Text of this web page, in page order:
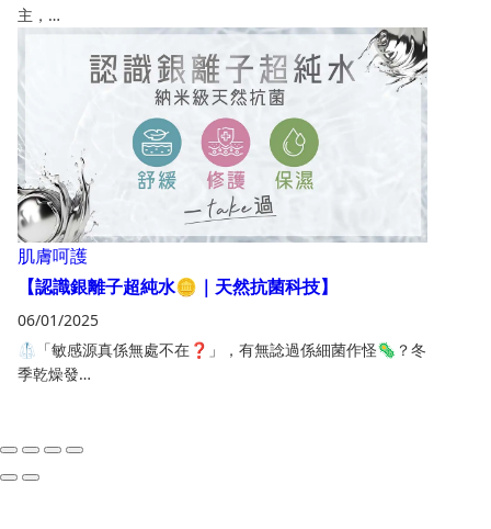
主，…
肌膚呵護
【認識銀離子超純水🪙｜天然抗菌科技】
06/01/2025
🥼「敏感源真係無處不在❓」，有無諗過係細菌作怪🦠？冬
季乾燥發…